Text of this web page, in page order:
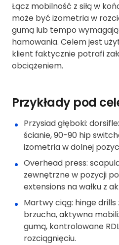
Łącz mobilność z siłą w
może być izometria w
gumą lub tempo
hamowania. Celem jest
klient faktycznie potrafi
obciążeniem.
Przykłady pod
Przysiad głęboki:
ścianie, 90-90 hip
izometria w dolnej
Overhead press:
zewnętrzne w pozycji
extensions na wałku z
Martwy ciąg: hinge
brzucha, aktywna
gumą, kontrolowane
rozciągnięciu.